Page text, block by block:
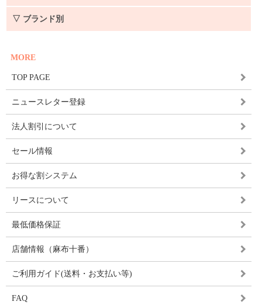
▽ ブランド別
MORE
TOP PAGE
ニュースレター登録
法人割引について
セール情報
お得な割システム
リースについて
最低価格保証
店舗情報（麻布十番）
ご利用ガイド(送料・お支払い等)
FAQ